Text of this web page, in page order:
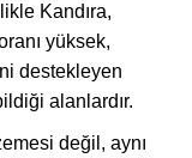
Kandıra,
yüksek,
destekleyen
alanlardır.
değil, aynı